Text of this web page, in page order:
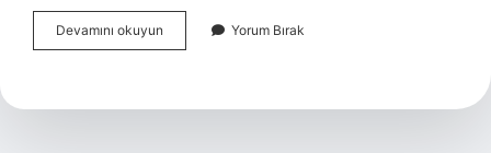
Devamını okuyun Senedin
Geçerlilik
Yorum Bırak